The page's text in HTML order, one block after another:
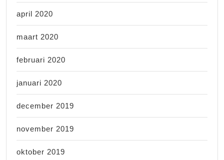
april 2020
maart 2020
februari 2020
januari 2020
december 2019
november 2019
oktober 2019